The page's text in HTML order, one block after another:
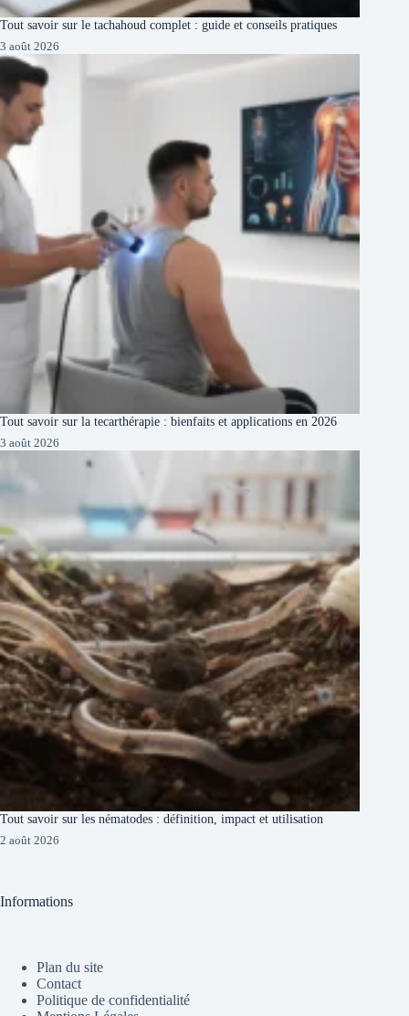
Tout savoir sur le tachahoud complet : guide et conseils pratiques
3 août 2026
Tout savoir sur la tecarthérapie : bienfaits et applications en 2026
3 août 2026
Tout savoir sur les nématodes : définition, impact et utilisation
2 août 2026
Informations
Plan du site
Contact
Politique de confidentialité